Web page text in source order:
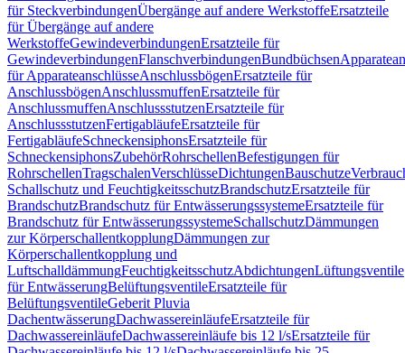
für SteckverbindungenÜbergänge auf andere WerkstoffeErsatzteile
für Übergänge auf andere
WerkstoffeGewindeverbindungenErsatzteile für
GewindeverbindungenFlanschverbindungenBundbüchsen
für ApparateanschlüsseAnschlussbögenErsatzteile für
AnschlussbögenAnschlussmuffenErsatzteile für
AnschlussmuffenAnschlussstutzenErsatzteile für
AnschlussstutzenFertigabläufeErsatzteile für
FertigabläufeSchneckensiphonsErsatzteile für
SchneckensiphonsZubehörRohrschellenBefestigungen für
RohrschellenTragschalenVerschlüsseDichtungenBauschutze
Schallschutz und FeuchtigkeitsschutzBrandschutzErsatzteile für
BrandschutzBrandschutz für EntwässerungssystemeErsatzteile für
Brandschutz für EntwässerungssystemeSchallschutzDämmungen
zur KörperschallentkopplungDämmungen zur
Körperschallentkopplung und
LuftschalldämmungFeuchtigkeitsschutzAbdichtungenLüftungsventile
für EntwässerungBelüftungsventileErsatzteile für
BelüftungsventileGeberit Pluvia
DachentwässerungDachwassereinläufeErsatzteile für
DachwassereinläufeDachwassereinläufe bis 12 l/sErsatzteile für